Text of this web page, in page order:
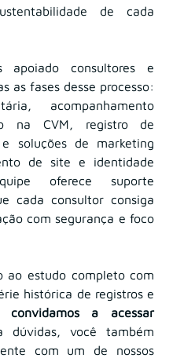
de cada
apoiado consultores e
as fases desse processo:
acompanhamento
na CVM, registro de
soluções de marketing
de site e identidade
oferece suporte
cada consultor consiga
com segurança e foco
ao estudo completo com
histórica de registros e
convidamos a acessar
dúvidas, você também
com um de nossos